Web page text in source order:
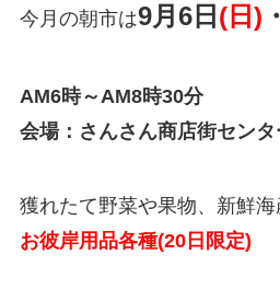
今月の朝市は9月6日 (日)
AM6時～AM8時30分
会場：さんさん商店街センタ
獲れたて野菜や果物、新鮮海
お彼岸用品各種(20日限定)